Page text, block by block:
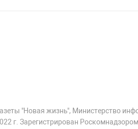
"Новая жизнь", Министерство
г. Зарегистрирован